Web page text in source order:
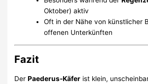
Oktober) aktiv
Oft in der Nähe von künstlicher
offenen Unterkünften
Fazit
DerPaederus-Käfer ist klein,